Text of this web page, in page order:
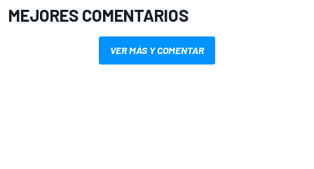
MEJORES COMENTARIOS
VER MÁS Y COMENTAR